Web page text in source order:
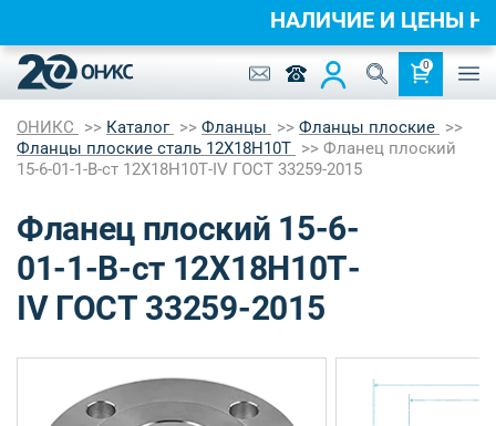
0
ОНИКС Каталог Фланцы
Фланцы плоские
Фланцы плоские сталь 12Х18Н10Т
Фланец плоский
15-6-01-1-B-ст 12Х18Н10Т-IV ГОСТ 33259-2015
Фланец плоский 15-6-
01-1-B-ст 12Х18Н10Т-
IV ГОСТ 33259-2015
НАЛИЧИЕ И